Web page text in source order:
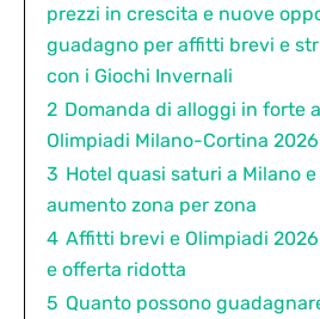
prezzi in crescita e nuove
guadagno per affitti brevi e
con i Giochi Invernali
2 Domanda di alloggi in forte
Olimpiadi Milano-Cortina 2026
3 Hotel quasi saturi a Milano
aumento zona per zona
4 Affitti brevi e Olimpiadi
e offerta ridotta
5 Quanto possono